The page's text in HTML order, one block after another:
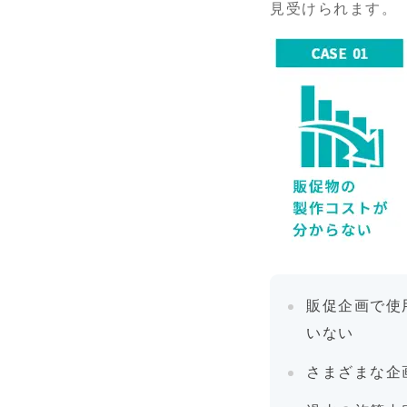
見受けられます。
販促企画で使
いない
さまざまな